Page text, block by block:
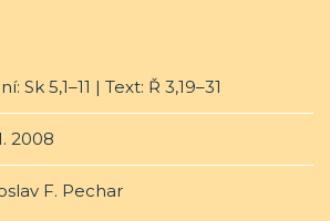
Sk 5,1–11 | Text: Ř 3,19–31
2008
F. Pechar